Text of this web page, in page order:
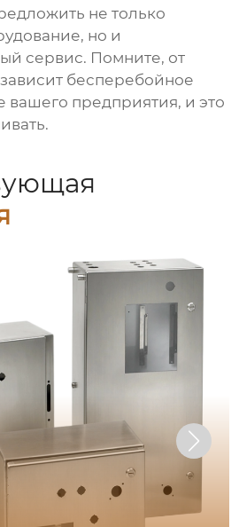
не только
но и
сервис. Помните, от
зависит бесперебойное
вашего предприятия, и это